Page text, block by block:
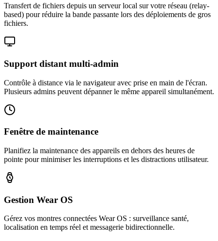
Transfert de fichiers depuis un serveur local sur votre réseau (relay-
based) pour réduire la bande passante lors des déploiements de gros
fichiers.
Support distant multi-admin
Contrôle à distance via le navigateur avec prise en main de l'écran.
Plusieurs admins peuvent dépanner le même appareil simultanément.
Fenêtre de maintenance
Planifiez la maintenance des appareils en dehors des heures de
pointe pour minimiser les interruptions et les distractions utilisateur.
Gestion Wear OS
Gérez vos montres connectées Wear OS : surveillance santé,
localisation en temps réel et messagerie bidirectionnelle.